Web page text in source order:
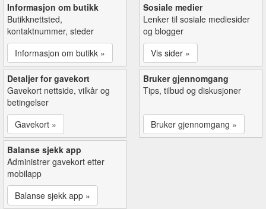
Informasjon om butikk
Butikknettsted,
kontaktnummer, steder
Informasjon om butikk »
Sosiale medier
Lenker til sosiale mediesider
og blogger
Vis sider »
Detaljer for gavekort
Gavekort nettside, vilkår og
betingelser
Gavekort »
Bruker gjennomgang
Tips, tilbud og diskusjoner
Bruker gjennomgang »
Balanse sjekk app
Administrer gavekort etter
mobilapp
Balanse sjekk app »